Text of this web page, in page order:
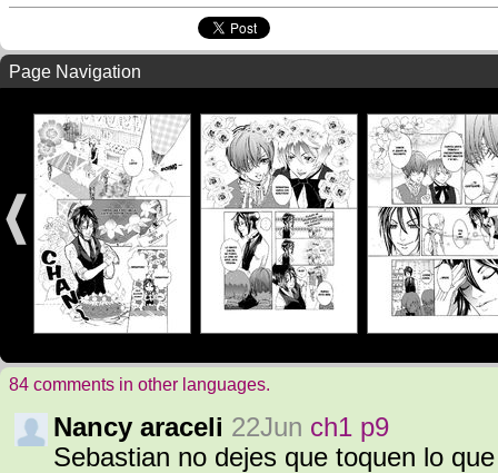
Page Navigation
84 comments in other languages.
Nancy araceli 22Jun ch1 p9
Sebastian no dejes que toquen lo